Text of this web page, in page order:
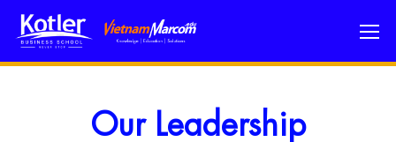
Our Leadership